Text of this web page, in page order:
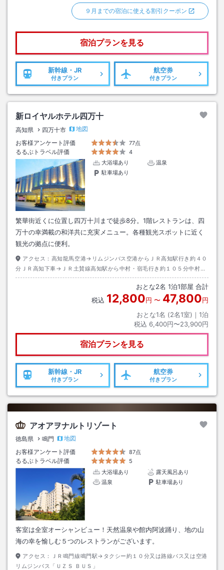
９月までの宿泊に使える割引クーポン
宿泊プランを見る
新幹線・JR
付きプラン
航空券
付きプラン
新ロイヤルホテル四万十
高知県 四万十市
地図
お客様アンケート評価
77点
るるぶトラベル評価
4
大浴場あり
温泉
駐車場あり
繁華街近くに位置し四万十川まで徒歩8分。1階レストランは、四
万十の幸満載の和洋共に充実メニュー。各種観光スポットに近く
観光の拠点に便利。
アクセス： 高知龍馬空港→リムジンバス空港からＪＲ高知駅行き約４０
分ＪＲ高知下車→ＪＲ土賛線高知駅から中村・宿毛行き約１０５分中村駅
下車→徒歩約２０分またはタクシー約７分
おとな2名 1泊1部屋 合計
税込 12,800円 〜 47,800円
おとな1名 (2名1室)｜ 1泊
税込 6,400円〜23,900円
宿泊プランを見る
新幹線・JR
付きプラン
航空券
付きプラン
アオアヲナルトリゾート
徳島県 鳴門
地図
お客様アンケート評価
87点
るるぶトラベル評価
5
大浴場あり
露天風呂あり
温泉
駐車場あり
客室は全室オーシャンビュー！天然温泉や館内阿波踊り、地の山
海の幸を愉しむ５つのレストランがございます。
アクセス：
ＪＲ鳴門線鳴門駅→タクシー約１０分又は路線バス又は空港
リムジンバス「ＵＺＳ ＢＵＳ」